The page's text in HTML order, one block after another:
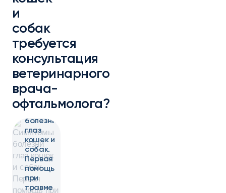
и
собак
требуется
консультация
ветеринарного
врача-
офтальмолога?
Симптомы
болезни
глаз
кошек и
собак.
Первая
помощь
при
травме